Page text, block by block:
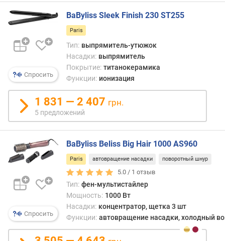
у
р
о
в
ь
ш
у
м
а
(
д
Б
)
ш
и
Спросить
BaByliss Sleek Finish 230 ST255
Paris
Тип: выпрямитель-утюжок
Насадки: выпрямитель
Покрытие: титанокерамика
Функции: ионизация
1 831 — 2 407 грн.
5 предложений
Спросить
BaByliss Beliss Big Hair 1000 AS960
Paris автовращение насадки поворотный шнур
5.0 / 1 отзыв
Тип: фен-мультистайлер
Мощность: 1000 Вт
Насадки: концентратор, щетка 3 шт
Функции: автовращение насадки, холодный